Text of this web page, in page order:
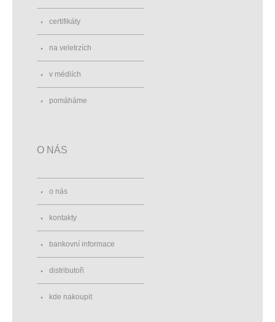
certifikáty
na veletrzích
v médiích
pomáháme
O NÁS
o nás
kontakty
bankovní informace
distributoři
kde nakoupit